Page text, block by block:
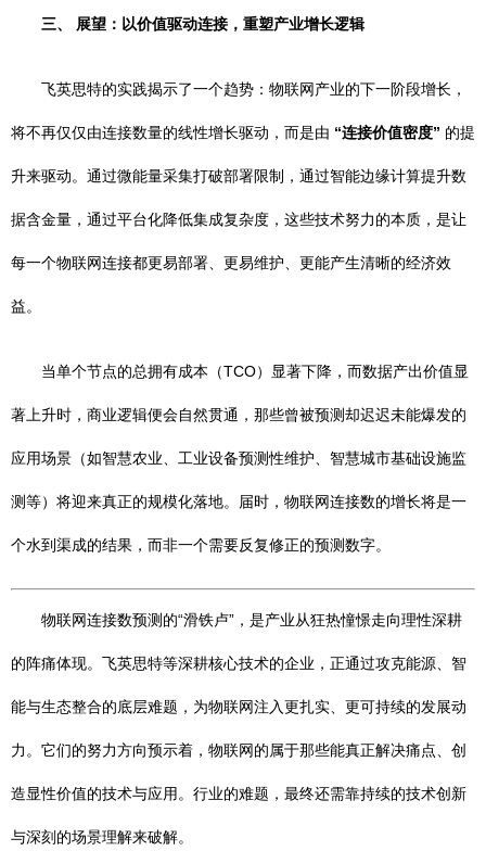
三、 展望：以价值驱动连接，重塑产业增长逻辑
飞英思特的实践揭示了一个趋势：物联网产业的下一阶段增长，
将不再仅仅由连接数量的线性增长驱动，而是由 “连接价值密度” 的提
升来驱动。通过微能量采集打破部署限制，通过智能边缘计算提升数
据含金量，通过平台化降低集成复杂度，这些技术努力的本质，是让
每一个物联网连接都更易部署、更易维护、更能产生清晰的经济效
益。
当单个节点的总拥有成本（TCO）显著下降，而数据产出价值显
著上升时，商业逻辑便会自然贯通，那些曾被预测却迟迟未能爆发的
应用场景（如智慧农业、工业设备预测性维护、智慧城市基础设施监
测等）将迎来真正的规模化落地。届时，物联网连接数的增长将是一
个水到渠成的结果，而非一个需要反复修正的预测数字。
物联网连接数预测的“滑铁卢”，是产业从狂热憧憬走向理性深耕
的阵痛体现。飞英思特等深耕核心技术的企业，正通过攻克能源、智
能与生态整合的底层难题，为物联网注入更扎实、更可持续的发展动
力。它们的努力方向预示着，物联网的属于那些能真正解决痛点、创
造显性价值的技术与应用。行业的难题，最终还需靠持续的技术创新
与深刻的场景理解来破解。